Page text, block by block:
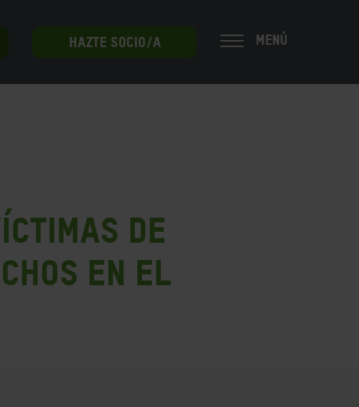
HAZTE SOCIO/A MENÚ
de
en el